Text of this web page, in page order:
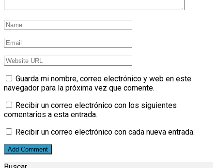
Guarda mi nombre, correo electrónico y web en este
navegador para la próxima vez que comente.
Recibir un correo electrónico con los siguientes
comentarios a esta entrada.
Recibir un correo electrónico con cada nueva entrada.